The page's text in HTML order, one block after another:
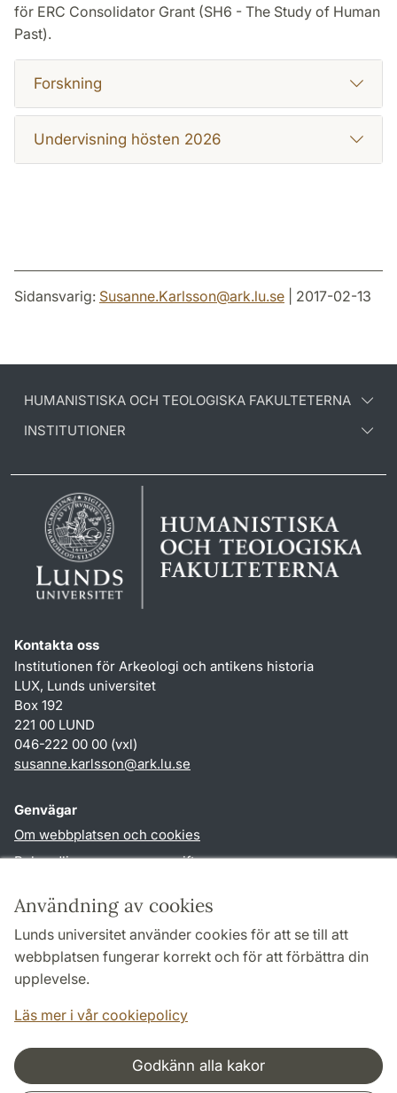
Användning av cookies
Lunds universitet använder cookies för att se till att
webbplatsen fungerar korrekt och för att förbättra din
upplevelse.
Läs mer i vår cookiepolicy
Godkänn alla kakor
för ERC Consolidator Grant (SH6 - The Study of Human
Past).
Forskning
Undervisning hösten 2026
Sidansvarig: Susanne.Karlsson@ark.lu.se | 2017-02-13
HUMANISTISKA OCH TEOLOGISKA FAKULTETERNA
INSTITUTIONER
Kontakta oss
Institutionen för Arkeologi och antikens historia
LUX, Lunds universitet
Box 192
221 00 LUND
046-222 00 00 (vxl)
susanne.karlsson@ark.lu.se
Genvägar
Om webbplatsen och cookies
Behandling av personuppgifter
TYPO3-login
Följ oss i sociala medier
Samarbeten och nätverk